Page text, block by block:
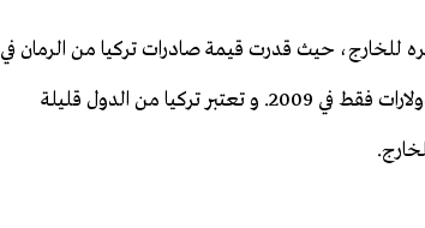
للخارج، حيث قدرت قيمة صادرات تركيا من الرمان في
عام 2014 بنحو أكثر من مائة مليون دولار تقريبا مقارنة بـ10 ملايين دولارات فقط في 2009. و تعتبر تركيا من الدول قليلة